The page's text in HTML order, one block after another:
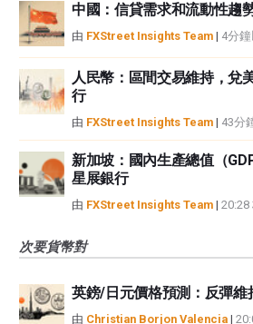
中國：信貸需求和流動性趨
由 FXStreet Insights Team | 4分
人民幣：區間交易維持，兌
行
由 FXStreet Insights Team | 43分
新加坡：國內生產總值（
星展銀行
由 FXStreet Insights Team | 20:28
次要貨幣對
英鎊/日元價格預測：反彈維
由 Christian Borjon Valencia |